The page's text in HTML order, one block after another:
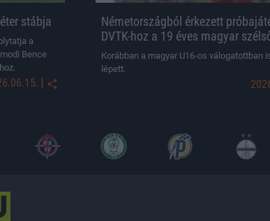
stábja
a
Bence
|
Németországból érkezett
DVTK-hoz a 19 éves magyar
Korábban a magyar U16-os válogatottban
lépett.